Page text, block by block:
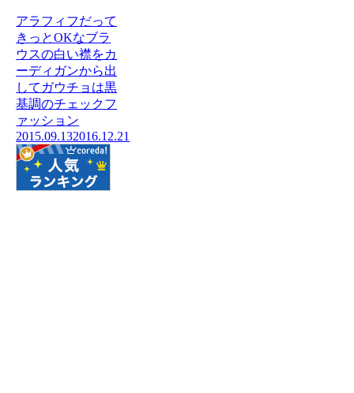
アラフィフだって
きっとOKなブラ
ウスの白い襟をカ
ーディガンから出
してガウチョは黒
基調のチェックフ
ァッション
2015.09.132016.12.21